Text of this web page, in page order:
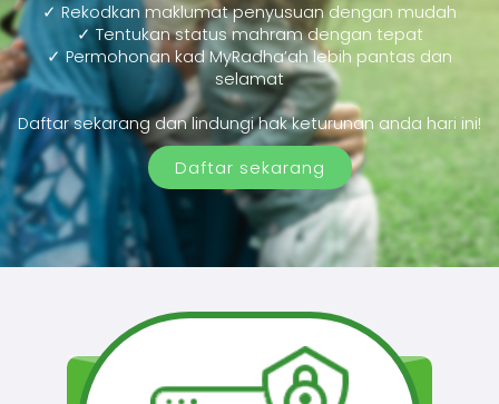
✓ Rekodkan maklumat penyusuan dengan mudah
✓ Tentukan status mahram dengan tepat
✓ Permohonan kad MyRadha’ah lebih pantas dan
selamat
Daftar sekarang dan lindungi hak keturunan anda hari ini!
Daftar sekarang